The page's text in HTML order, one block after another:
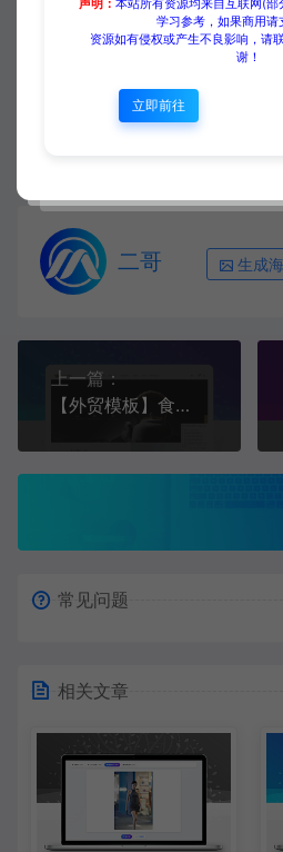
【外贸
https://www.yuanmadaji.com/
二哥 生成
上一篇：
【外贸模板】食品及饮料行业 深灰意境款 响应式模板
常见问题
相关文章
声明：本站所有资源均来自互联网(
学习参考，如果商用请
资源如有侵权或产生不良影响，请
谢！
立即前往